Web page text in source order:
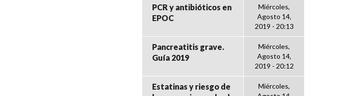
PCR y antibióticos en
EPOC
Miércoles,
Agosto 14,
2019 - 20:13
Pancreatitis grave.
Guía 2019
Miércoles,
Agosto 14,
2019 - 20:12
Estatinas y riesgo de
Miércoles,